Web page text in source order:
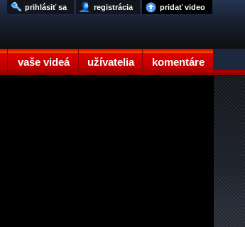
vaše videá užívatelia komentáre
pridať video
registrácia
prihlásiť sa